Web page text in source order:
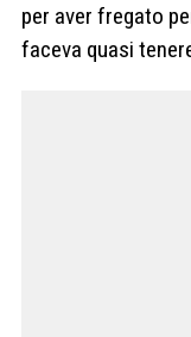
per aver fregato
faceva quasi